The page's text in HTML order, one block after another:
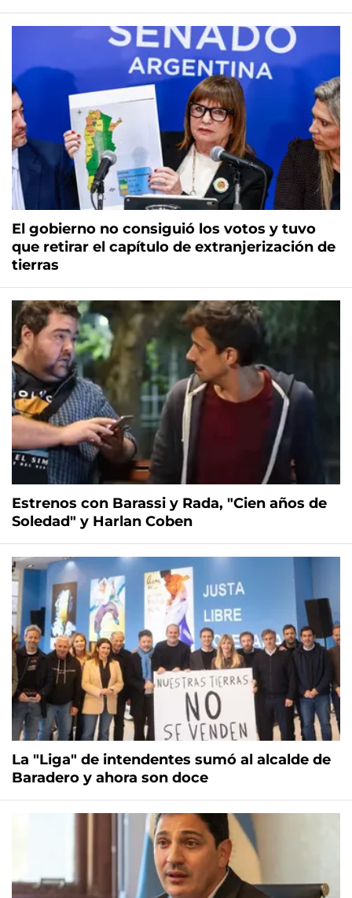
El gobierno no consiguió los votos y tuvo
que retirar el capítulo de extranjerización de
tierras
Estrenos con Barassi y Rada, "Cien años de
Soledad" y Harlan Coben
La "Liga" de intendentes sumó al alcalde de
Baradero y ahora son doce